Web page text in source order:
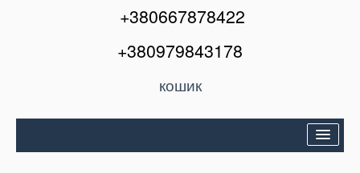
+380667878422
+380979843178
кошик